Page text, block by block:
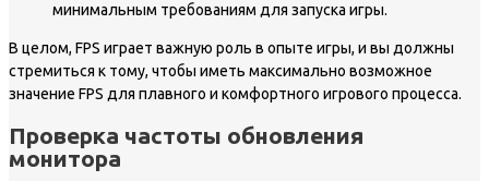
минимальным требованиям для запуска игры.
В целом, FPS играет важную роль в опыте игры, и вы должны
стремиться к тому, чтобы иметь максимально возможное
значение FPS для плавного и комфортного игрового процесса.
Проверка частоты обновления
монитора